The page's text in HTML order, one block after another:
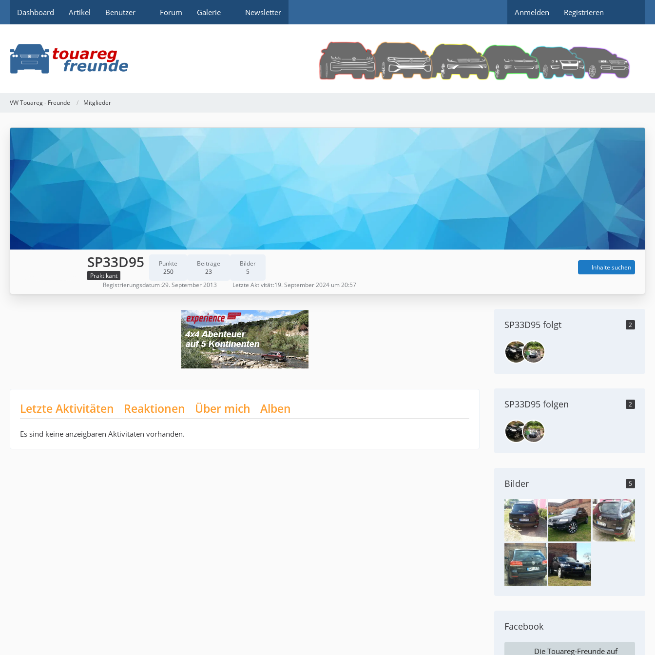
Dashboard Artikel Benutzer Forum Galerie Newsletter Anmelden Registrieren
VW Touareg - Freunde Mitglieder
SP33D95
Praktikant
Punkte
250
Beiträge
23
Bilder
5
Inhalte suchen
Registrierungsdatum 29. September 2013 Letzte Aktivität 19. September 2024 um 20:57
Letzte Aktivitäten Reaktionen Über mich Alben
Es sind keine anzeigbaren Aktivitäten vorhanden.
SP33D95 folgt 2
SP33D95 folgen 2
Bilder 5
Facebook
Die Touareg-Freunde auf